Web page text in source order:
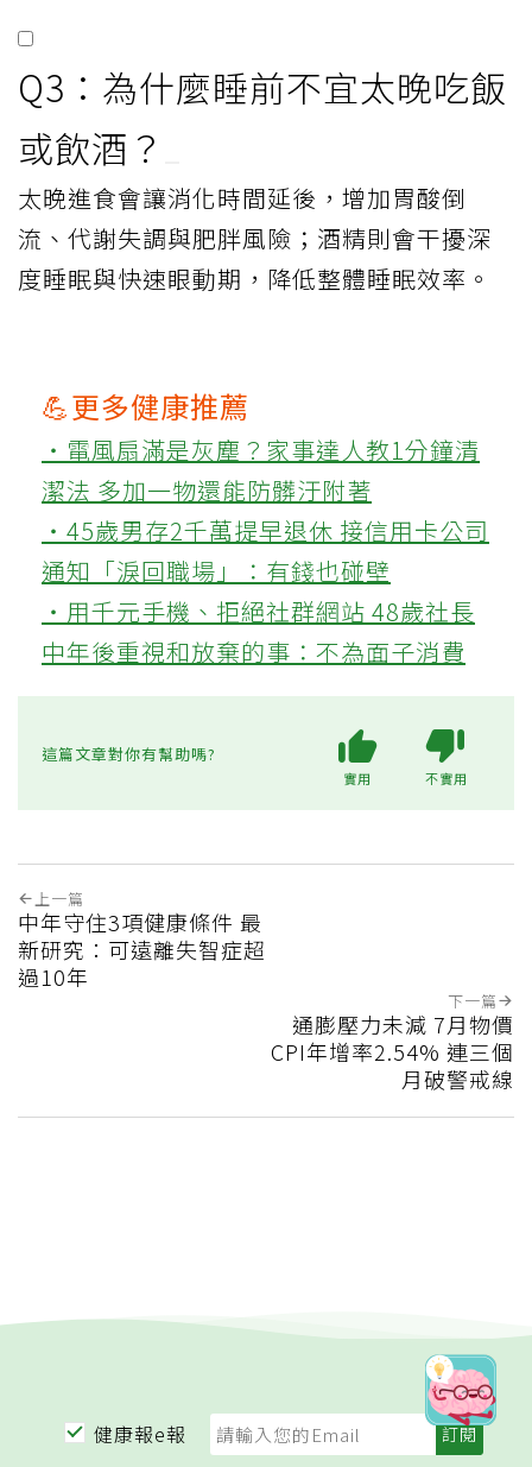
Q3：為什麼睡前不宜太晚吃飯
或飲酒？
太晚進食會讓消化時間延後，增加胃酸倒
流、代謝失調與肥胖風險；酒精則會干擾深
度睡眠與快速眼動期，降低整體睡眠效率。
💪更多健康推薦
‧電風扇滿是灰塵？家事達人教1分鐘清
潔法 多加一物還能防髒汙附著
‧45歲男存2千萬提早退休 接信用卡公司
通知「淚回職場」：有錢也碰壁
‧用千元手機、拒絕社群網站 48歲社長
中年後重視和放棄的事：不為面子消費
這篇文章對你有幫助嗎?
實用 不實用
上一篇
中年守住3項健康條件 最
新研究：可遠離失智症超
過10年
下一篇
通膨壓力未減 7月物價
CPI年增率2.54% 連三個
月破警戒線
健康報e報